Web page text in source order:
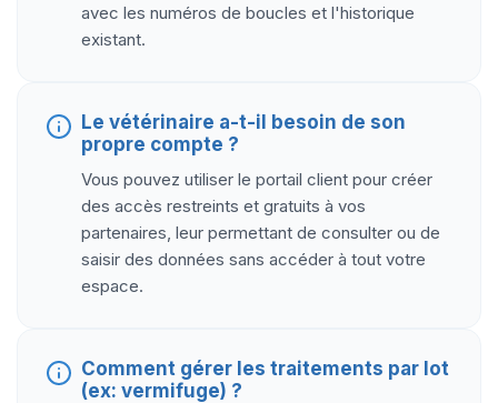
avec les numéros de boucles et l'historique
existant.
Le vétérinaire a-t-il besoin de son
propre compte ?
Vous pouvez utiliser le portail client pour créer
des accès restreints et gratuits à vos
partenaires, leur permettant de consulter ou de
saisir des données sans accéder à tout votre
espace.
Comment gérer les traitements par lot
(ex: vermifuge) ?